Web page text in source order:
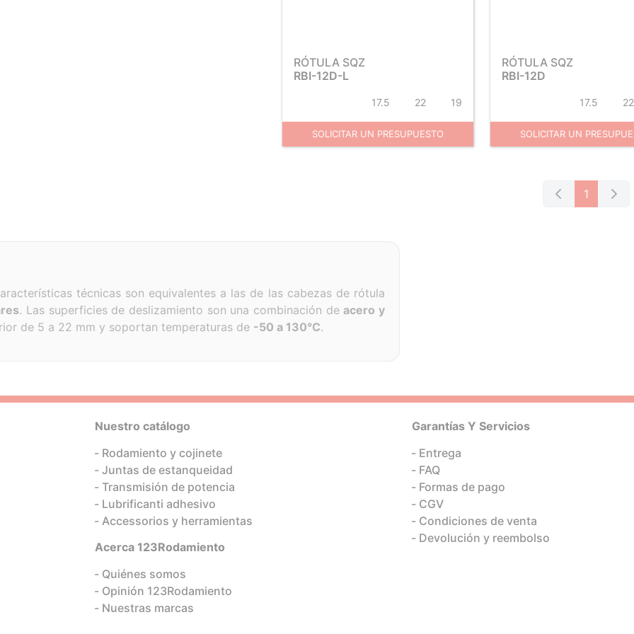
RÓTULA SQZ
RBI-12D-L
17.5 22 19
SOLICITAR UN PRESUPUESTO
RÓTULA SQZ
RBI-12D
17.5 22
SOLICITAR UN
1
técnicas son equivalentes a las de las cabezas de rótula
. Las superficies de deslizamiento son una combinación deacero y
de 5 a 22 mm y soportan temperaturas de -50 a 130°C.
Nuestro catálogo
Rodamiento y cojinete
Juntas de estanqueidad
Transmisión de potencia
Lubrificanti adhesivo
Accessorios y herramientas
Acerca 123Rodamiento
Quiénes somos
Opinión 123Rodamiento
Nuestras marcas
Garantías Y Servicios
Entrega
FAQ
Formas de pago
CGV
Condiciones de venta
Devolución y reembolso